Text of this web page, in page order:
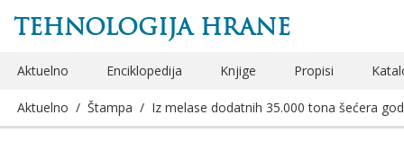
TEHNOLOGIJA HRANE
Aktuelno Enciklopedija Knjige Propisi
Aktuelno / Štampa / Iz melase dodatnih 35.000 tona šećera